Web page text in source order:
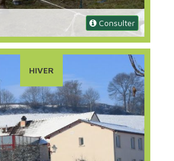
Consulter
HIVER